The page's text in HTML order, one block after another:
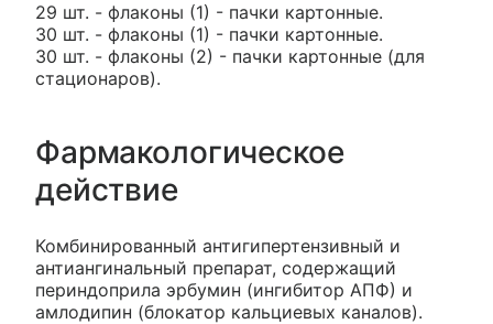
29 шт. - флаконы (1) - пачки картонные.
30 шт. - флаконы (1) - пачки картонные.
30 шт. - флаконы (2) - пачки картонные (для
стационаров).
Фармакологическое
действие
Комбинированный антигипертензивный и
антиангинальный препарат, содержащий
периндоприла эрбумин (ингибитор АПФ) и
амлодипин (блокатор кальциевых каналов).